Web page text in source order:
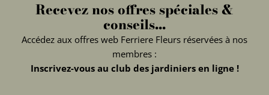
Recevez nos offres spéciales &
conseils...
Accédez aux offres web Ferriere Fleurs réservées à nos
membres :
Inscrivez-vous au club des jardiniers en ligne !